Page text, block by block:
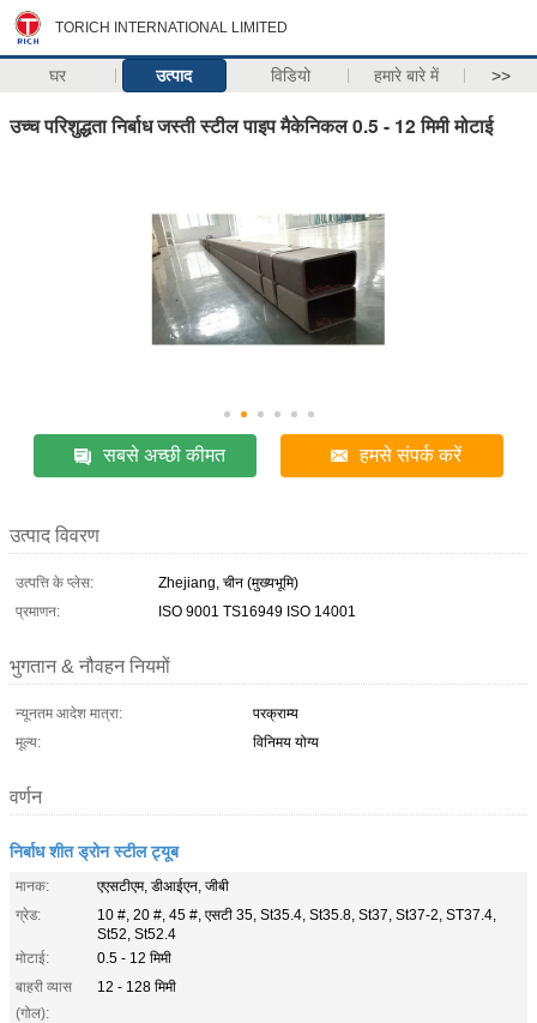
TORICH INTERNATIONAL LIMITED
घर उत्पाद विडियो हमारे बारे में >>
उच्च परिशुद्धता निर्बाध जस्ती स्टील पाइप मैकेनिकल 0.5 - 12 मिमी मोटाई
सबसे अच्छी कीमत हमसे संपर्क करें
उत्पाद विवरण
उत्पत्ति के प्लेस:
Zhejiang, चीन (मुख्यभूमि)
प्रमाणन:
ISO 9001 TS16949 ISO 14001
भुगतान & नौवहन नियमों
न्यूनतम आदेश मात्रा:
परक्राम्य
मूल्य:
विनिमय योग्य
वर्णन
निर्बाध शीत ड्रोन स्टील ट्यूब
मानक:
एएसटीएम, डीआईएन, जीबी
ग्रेड:
10 #, 20 #, 45 #, एसटी 35, St35.4, St35.8, St37, St37-2, ST37.4,
St52, St52.4
मोटाई:
0.5 - 12 मिमी
बाहरी व्यास
(गोल):
12 - 128 मिमी